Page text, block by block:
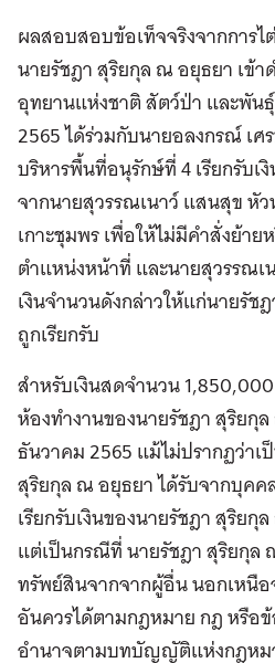
ผลสอบสอบข้อเท็จจริงจากการ
นายรัชฎา สุริยกุล ณ อยุธยา เข้
อุทยานแห่งชาติ สัตว์ป่า และพัน
2565 ได้ร่วมกับนายอลงกรณ์ เ
บริหารพื้นที่อนุรักษ์ที่ 4 เรียกรับ
จากนายสุวรรณเนาว์ แสนสุข หั
เกาะชุมพร เพื่อให้ไม่มีคำสั่งย้า
ตำแหน่งหน้าที่ และนายสุวรรณ
เงินจำนวนดังกล่าวให้แก่นายรั
ถูกเรียกรับ
สำหรับเงินสดจำนวน
ห้องทำงานของนายรัชฎา สุริยกุ
ธันวาคม 2565 แม้ไม่ปรากฏว่า
สุริยกุล ณ อยุธยา ได้รับจากบุคค
เรียกรับเงินของนายรัชฎา สุริยกุ
แต่เป็นกรณีที่ นายรัชฎา สุริยกุ
ทรัพย์สินจากจากผู้อื่น นอกเหนื
อันควรได้ตามกฎหมาย กฎ หรือ
อำนาจตามบทบัญญัติแห่งกฎหม